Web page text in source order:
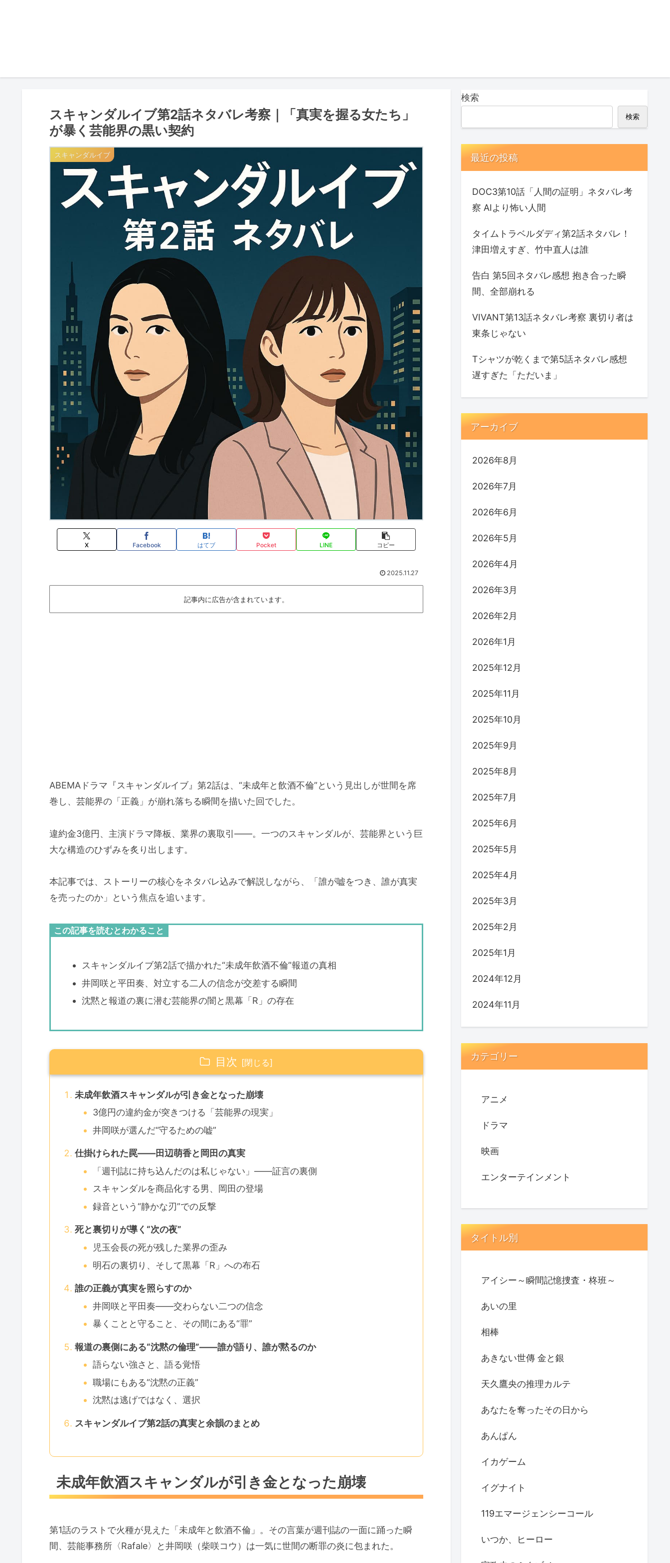
スキャンダルイブ第2話ネタバレ考察｜「真実を握る女たち」
が暴く芸能界の黒い契約
スキャンダルイブ
X Facebook はてブ Pocket LINE コピー
2025.11.27
記事内に広告が含まれています。
ABEMAドラマ『スキャンダルイブ』第2話は、“未成年と飲酒不倫”という見出しが世間を席
巻し、芸能界の「正義」が崩れ落ちる瞬間を描いた回でした。
違約金3億円、主演ドラマ降板、業界の裏取引——。一つのスキャンダルが、芸能界という巨
大な構造のひずみを炙り出します。
本記事では、ストーリーの核心をネタバレ込みで解説しながら、「誰が嘘をつき、誰が真実
を売ったのか」という焦点を追います。
この記事を読むとわかること
スキャンダルイブ第2話で描かれた“未成年飲酒不倫”報道の真相
井岡咲と平田奏、対立する二人の信念が交差する瞬間
沈黙と報道の裏に潜む芸能界の闇と黒幕「R」の存在
目次
未成年飲酒スキャンダルが引き金となった崩壊
3億円の違約金が突きつける「芸能界の現実」
井岡咲が選んだ“守るための嘘”
仕掛けられた罠——田辺萌香と岡田の真実
「週刊誌に持ち込んだのは私じゃない」——証言の裏側
スキャンダルを商品化する男、岡田の登場
録音という“静かな刃”での反撃
死と裏切りが導く“次の夜”
児玉会長の死が残した業界の歪み
明石の裏切り、そして黒幕「R」への布石
誰の正義が真実を照らすのか
井岡咲と平田奏——交わらない二つの信念
暴くことと守ること、その間にある“罪”
報道の裏側にある“沈黙の倫理”——誰が語り、誰が黙るのか
語らない強さと、語る覚悟
職場にもある“沈黙の正義”
沈黙は逃げではなく、選択
スキャンダルイブ第2話の真実と余韻のまとめ
未成年飲酒スキャンダルが引き金となった崩壊
第1話のラストで火種が見えた「未成年と飲酒不倫」。その言葉が週刊誌の一面に踊った瞬
間、芸能事務所〈Rafale〉と井岡咲（柴咲コウ）は一気に世間の断罪の炎に包まれた。
検索
検索
最近の投稿
DOC3第10話「人間の証明」ネタバレ考
察 AIより怖い人間
タイムトラベルダディ第2話ネタバレ！
津田増えすぎ、竹中直人は誰
告白 第5回ネタバレ感想 抱き合った瞬
間、全部崩れる
VIVANT第13話ネタバレ考察 裏切り者は
東条じゃない
Tシャツが乾くまで第5話ネタバレ感想
遅すぎた「ただいま」
アーカイブ
2026年8月
2026年7月
2026年6月
2026年5月
2026年4月
2026年3月
2026年2月
2026年1月
2025年12月
2025年11月
2025年10月
2025年9月
2025年8月
2025年7月
2025年6月
2025年5月
2025年4月
2025年3月
2025年2月
2025年1月
2024年12月
2024年11月
カテゴリー
アニメ
ドラマ
映画
エンターテインメント
タイトル別
アイシー～瞬間記憶捜査・柊班～
あいの里
相棒
あきない世傳 金と銀
天久鷹央の推理カルテ
あなたを奪ったその日から
あんぱん
イカゲーム
イグナイト
119エマージェンシーコール
いつか、ヒーロー